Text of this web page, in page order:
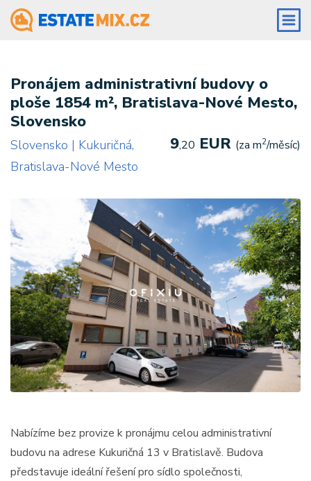
Pronájem administrativní budovy o
ploše 1854 m², Bratislava-Nové Mesto,
Slovensko
Slovensko | Kukuričná,
Bratislava-Nové Mesto
9,20 EUR (za m2/měsíc)
Nabízíme bez provize k pronájmu celou administrativní
budovu na adrese Kukuričná 13 v Bratislavě. Budova
představuje ideální řešení pro sídlo společnosti,